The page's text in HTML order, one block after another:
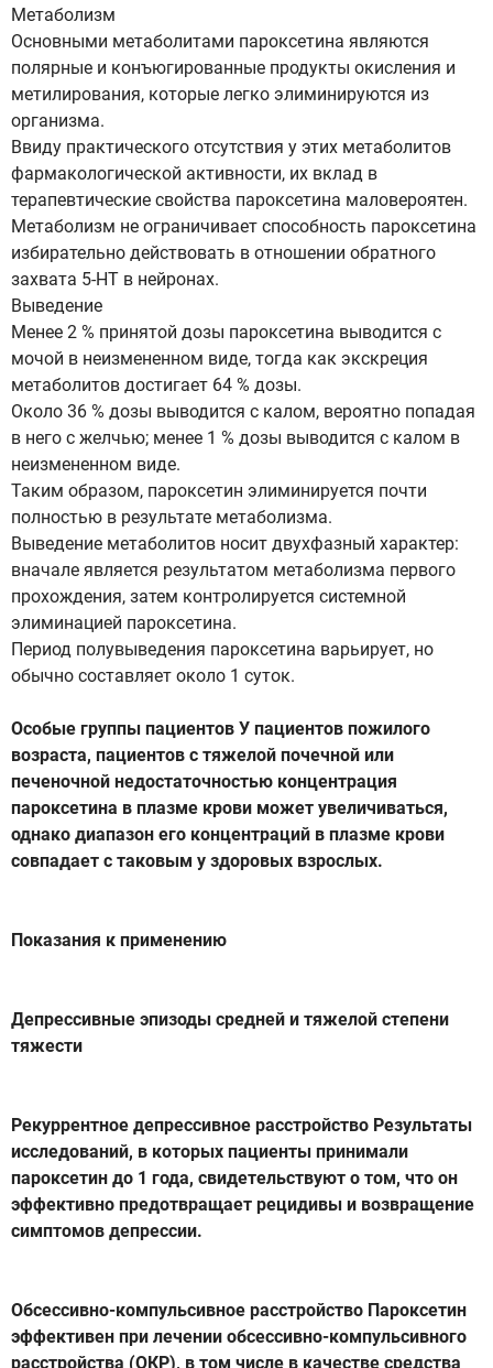
Метаболизм
Основными метаболитами пароксетина являются
полярные и конъюгированные продукты окисления и
метилирования, которые легко элиминируются из
организма.
Ввиду практического отсутствия у этих метаболитов
фармакологической активности, их вклад в
терапевтические свойства пароксетина маловероятен.
Метаболизм не ограничивает способность пароксетина
избирательно действовать в отношении обратного
захвата 5-HT в нейронах.
Выведение
Менее 2 % принятой дозы пароксетина выводится с
мочой в неизмененном виде, тогда как экскреция
метаболитов достигает 64 % дозы.
Около 36 % дозы выводится с калом, вероятно попадая
в него с желчью; менее 1 % дозы выводится с калом в
неизмененном виде.
Таким образом, пароксетин элиминируется почти
полностью в результате метаболизма.
Выведение метаболитов носит двухфазный характер:
вначале является результатом метаболизма первого
прохождения, затем контролируется системной
элиминацией пароксетина.
Период полувыведения пароксетина варьирует, но
обычно составляет около 1 суток.
Особые группы пациентов У пациентов пожилого
возраста, пациентов с тяжелой почечной или
печеночной недостаточностью концентрация
пароксетина в плазме крови может увеличиваться,
однако диапазон его концентраций в плазме крови
совпадает с таковым у здоровых взрослых.
Показания к применению
Депрессивные эпизоды средней и тяжелой степени
тяжести
Рекуррентное депрессивное расстройство Результаты
исследований, в которых пациенты принимали
пароксетин до 1 года, свидетельствуют о том, что он
эффективно предотвращает рецидивы и возвращение
симптомов депрессии.
Обсессивно-компульсивное расстройство Пароксетин
эффективен при лечении обсессивно-компульсивного
расстройства (ОКР), в том числе в качестве средства